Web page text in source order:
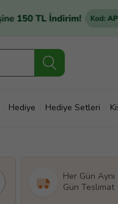
Hediye Hediye Setleri
Her Gün Aynı
Gün Teslimat